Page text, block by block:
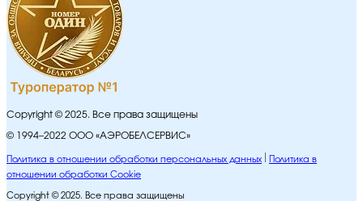
Copyright © 2025. Все права защищены
© 1994–2022 ООО «АЭРОБЕЛСЕРВИС»
Политика в отношении обработки персональных данных
Политика в
отношении обработки Cookie
Copyright © 2025. Все права защищены